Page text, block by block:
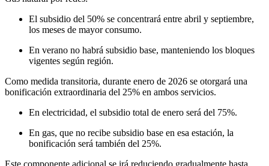
El subsidio del 50% se concentrará entre abril y septiembre,
los meses de mayor consumo.
En verano no habrá subsidio base, manteniendo los bloques
vigentes según región.
Como medida transitoria, durante enero de 2026 se otorgará una
bonificación extraordinaria del 25% en ambos servicios.
En electricidad, el subsidio total de enero será del 75%.
En gas, que no recibe subsidio base en esa estación, la
bonificación será también del 25%.